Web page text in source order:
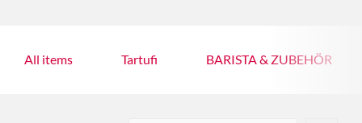
All items Tartufi BARISTA & ZUBEHÖR